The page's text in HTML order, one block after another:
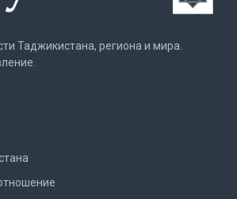
Таджикистана, региона и мира.